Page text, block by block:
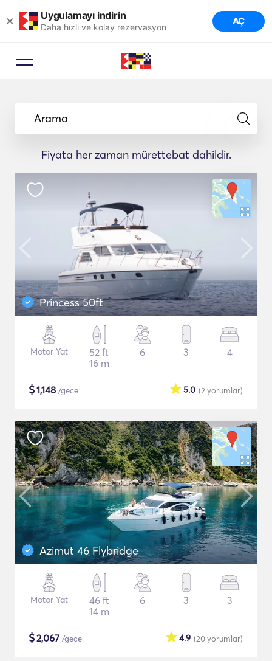
× Uygulamayı indirin
Daha hızlı ve kolay rezervasyon AÇ
Arama
Fiyata her zaman mürettebat dahildir.
Princess 50ft
Motor Yat
52 ft
16 m
6 3 4
$1,148 /gece (2 yorumlar)
5.0
Azimut 46 Flybridge
Motor Yat
46 ft
14 m
6 3 3
$2,067 /gece (20yorumlar)
4.9